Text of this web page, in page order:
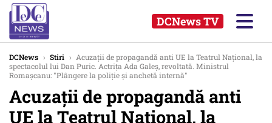
DCNews TV
DCNews › Stiri › Acuzații de propagandă anti UE la Teatrul Național, la
spectacolul lui Dan Puric. Actrița Ada Galeș, revoltată. Ministrul
Romașcanu: "Plângere la poliție și anchetă internă"
Acuzații de propagandă anti
UE la Teatrul Național, la